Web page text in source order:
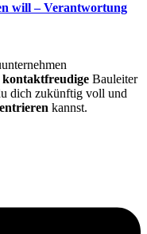
will – Verantwortung
kontaktfreudige Bauleiter
dich zukünftig voll und
kannst.